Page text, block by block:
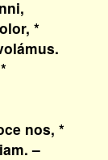
*
nos, *
–